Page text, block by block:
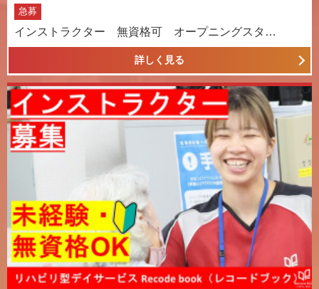
急募
インストラクター 無資格可 オープニングスタ…
詳しく見る